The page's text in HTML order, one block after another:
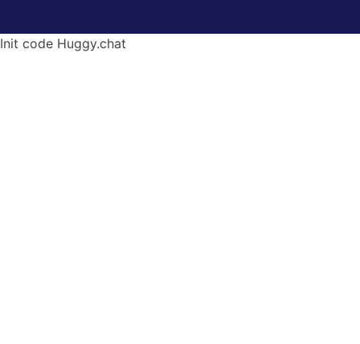
Init code Huggy.chat